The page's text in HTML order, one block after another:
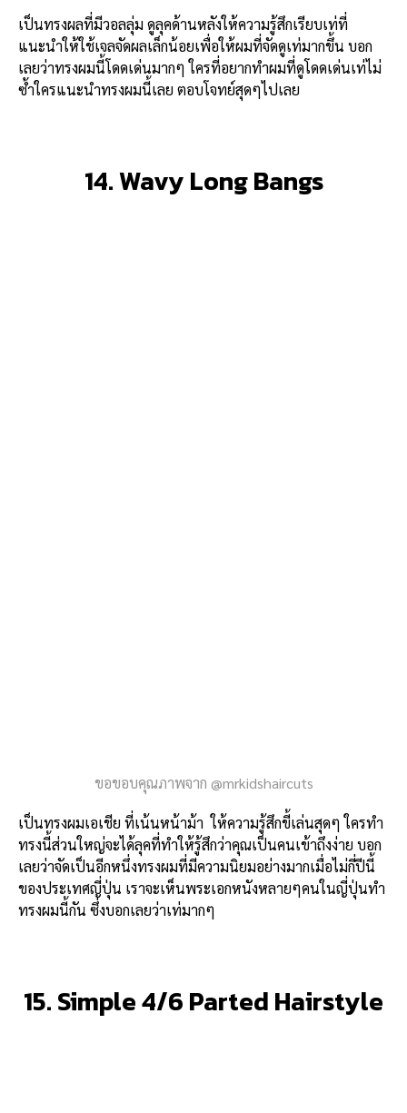
เป็นทรงผลที่มีวอลลุ่ม ดูลุคด้านหลังให้ความรู้สึกเรียบเท่ที่
แนะนำให้ใช้เจลจัดผลเล็กน้อยเพื่อให้ผมที่จัดดูเท่มากขึ้น บอก
เลยว่าทรงผมนี้โดดเด่นมากๆ ใครที่อยากทำผมที่ดูโดดเด่นเท่ไม่
ซ้ำใครแนะนำทรงผมนี้เลย ตอบโจทย์สุดๆไปเลย
14. Wavy Long Bangs
ขอขอบคุณภาพจาก @mrkidshaircuts
เป็นทรงผมเอเชีย ที่เน้นหน้าม้า ให้ความรู้สึกขี้เล่นสุดๆ ใครทำ
ทรงนี้ส่วนใหญ่จะได้ลุคที่ทำให้รู้สึกว่าคุณเป็นคนเข้าถึงง่าย บอก
เลยว่าจัดเป็นอีกหนึ่งทรงผมที่มีความนิยมอย่างมากเมื่อไม่กี่ปีนี้
ของประเทศญี่ปุ่น เราจะเห็นพระเอกหนังหลายๆคนในญี่ปุ่นทำ
ทรงผมนี้กัน ซึ่งบอกเลยว่าเท่มากๆ
15. Simple 4/6 Parted Hairstyle